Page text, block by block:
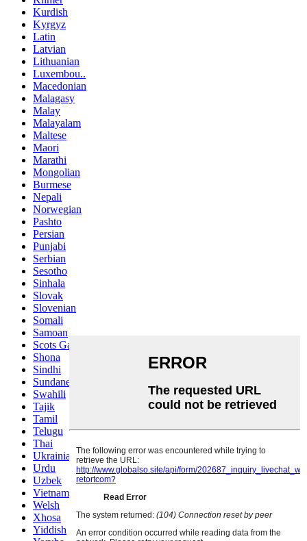
Kurdish
Kyrgyz
Latin
Latvian
Lithuanian
Luxembou..
Macedonian
Malagasy
Malay
Malayalam
Maltese
Maori
Marathi
Mongolian
Burmese
Nepali
Norwegian
Pashto
Persian
Punjabi
Serbian
Sesotho
Sinhala
Slovak
Slovenian
Somali
Samoan
Scots Gaelic
Shona
Sindhi
Sundanese
Swahili
Tajik
Tamil
Telugu
Thai
Ukrainian
Urdu
Uzbek
Vietnamese
Welsh
Xhosa
Yiddish